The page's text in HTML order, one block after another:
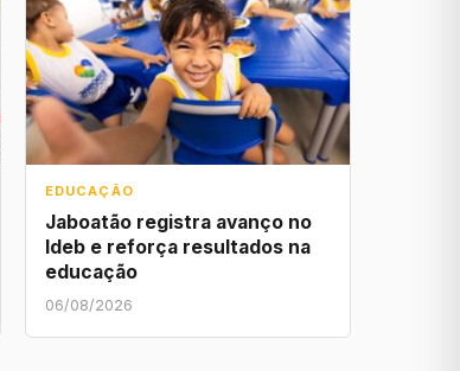
EDUCAÇÃO
Jaboatão registra avanço no
Ideb e reforça resultados na
educação
06/08/2026